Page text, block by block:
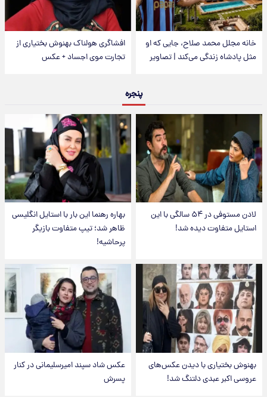
خانه مجلل محمد صلاح، جایی که او
مثل پادشاه زندگی می‌کند | تصاویر
افشاگری هولناک بهنوش بختیاری از
تجارت موی اجساد + عکس
پنجره
لادن مستوفی در ۵۴ سالگی با این
استایل متفاوت دیده شد!
بهاره رهنما این بار با استایل انگلیسی
ظاهر شد؛ تیپ متفاوت بازیگر
پرحاشیه!
بهنوش بختیاری با دیدن عکس‌های
عروسی اکبر عبدی دلتنگ شد!
عکس شاد سپند امیرسلیمانی در کنار
پسرش